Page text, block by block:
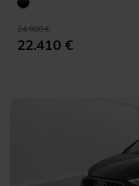
24.900 €
22.410 €